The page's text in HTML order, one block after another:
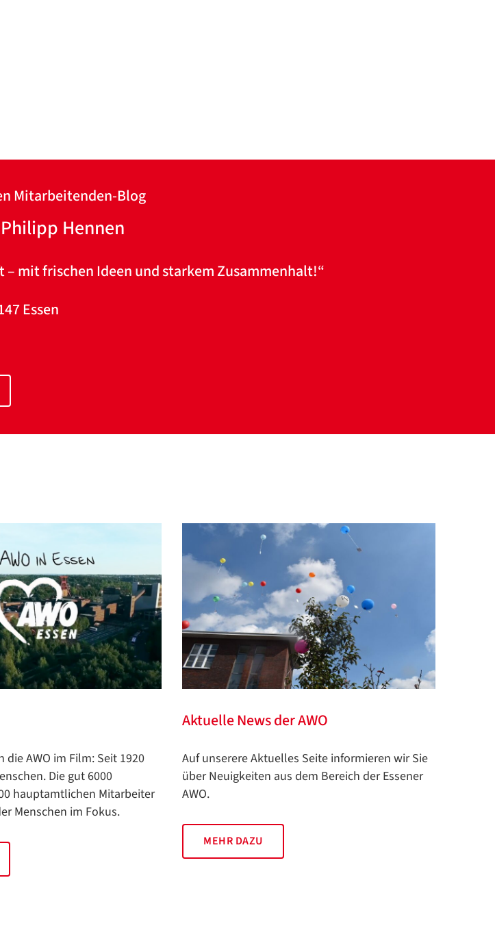
Mitarbeitenden-Blog
Hennen
– mit frischen Ideen und starkem Zusammenhalt!“
Essen
die AWO im Film: Seit 1920
Die gut 6000
hauptamtlichen Mitarbeiter
Menschen im Fokus.
Aktuelle News der AWO
Auf unserere Aktuelles Seite informieren wir Sie
über Neuigkeiten aus dem Bereich der Essener
AWO.
MEHR DAZU